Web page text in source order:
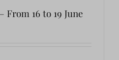
From 16 to 19 June